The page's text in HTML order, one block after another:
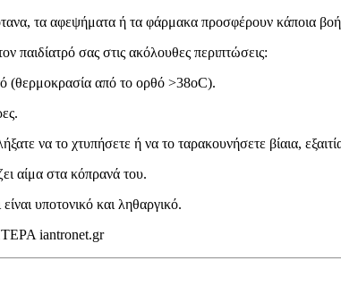
τα αφεψήματα ή τα φάρμακα προσφέρουν κάποια
παιδίατρό σας στις ακόλουθες περιπτώσεις:
(θερμοκρασία από το ορθό >38oC).
να το χτυπήσετε ή να το ταρακουνήσετε βίαια,
αίμα στα κόπρανά του.
υποτονικό και ληθαργικό.
iantronet.gr